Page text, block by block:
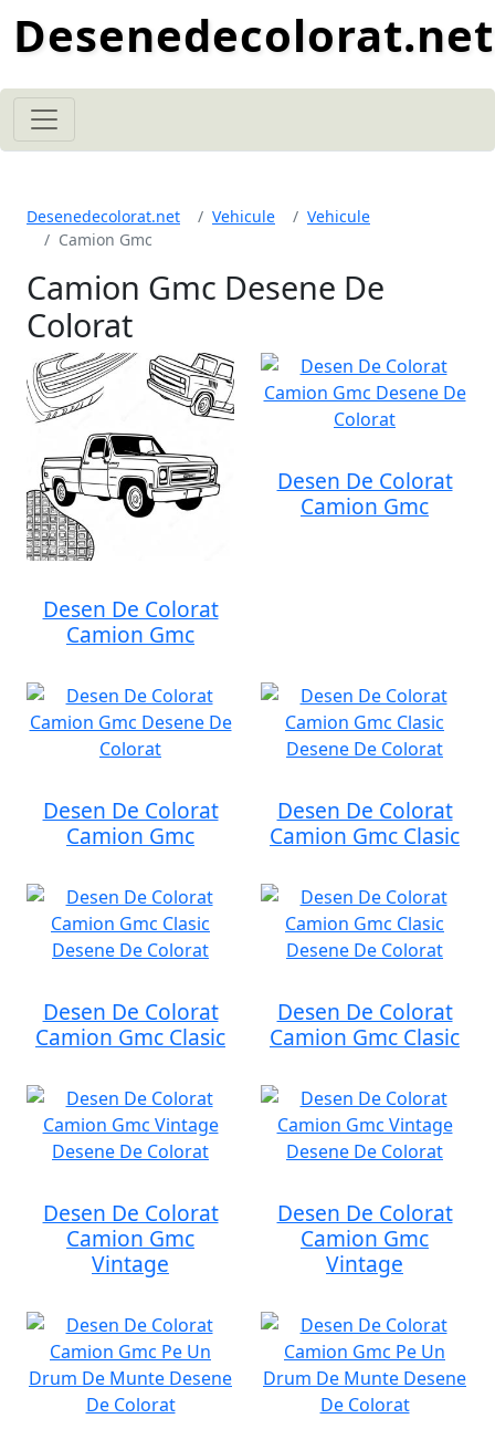
Desenedecolorat.net
Desenedecolorat.net Vehicule
Vehicule
Camion Gmc
Camion Gmc Desene De
Colorat
Desen De Colorat
Camion Gmc
Desen De Colorat
Camion Gmc
Desen De Colorat
Camion Gmc
Desen De Colorat
Camion Gmc Clasic
Desen De Colorat
Camion Gmc Clasic
Desen De Colorat
Camion Gmc Clasic
Desen De Colorat
Camion Gmc
Vintage
Desen De Colorat
Camion Gmc
Vintage